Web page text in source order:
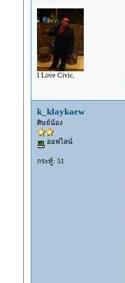
I Love Civic.
k_klaykaew
ศิษย์น้อง
ออฟไลน์
กระทู้: 51